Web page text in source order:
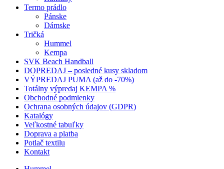
Termo prádlo
Pánske
Dámske
Tričká
Hummel
Kempa
SVK Beach Handball
DOPREDAJ – posledné kusy skladom
VÝPREDAJ PUMA (až do -70%)
Totálny výpredaj KEMPA %
Obchodné podmienky
Ochrana osobných údajov (GDPR)
Katalógy
Veľkostné tabuľky
Doprava a platba
Potlač textilu
Kontakt